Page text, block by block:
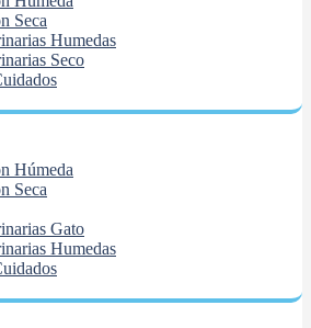
Seca
Humedas
Seco
Húmeda
Seca
Gato
Humedas